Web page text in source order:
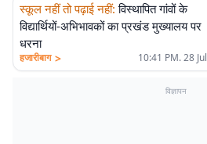
स्कूल नहीं तो पढ़ाई नहीं: विस्थापित गांवों के
विद्यार्थियों-अभिभावकों का प्रखंड मुख्यालय पर
धरना
हजारीबाग > 10:41 PM. 28 Jul
विज्ञापन